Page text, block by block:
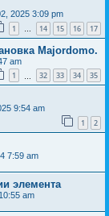
2025 3:09 pm
1 … 14 15 16 17
Majordomo.
am
1 32 33 34 35
9:54 am
1 2
7:59 am
элемента
am